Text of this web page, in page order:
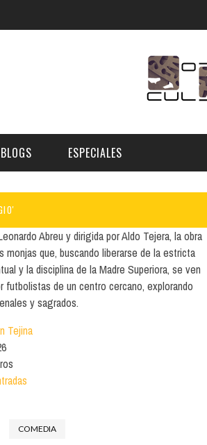
Cultura
Deporte y Naturaleza
BLOGS ESPECIALES
FESTIVAL TAGANANA 2026
NOCTÁMBULA TENERIFE
TENERIFE PHE FESTIVAL 2026
Abreu y dirigida por Aldo Tejera, la obra
monjas que, buscando liberarse de la estricta
y la disciplina de la Madre Superiora, se ven
futbolistas de un centro cercano, explorando
y sagrados.
Tejina
COMEDIA